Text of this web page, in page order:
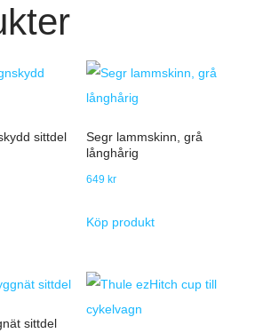
sittdel
Segr lammskinn, grå
långhårig
649 kr
Köp produkt
sittdel